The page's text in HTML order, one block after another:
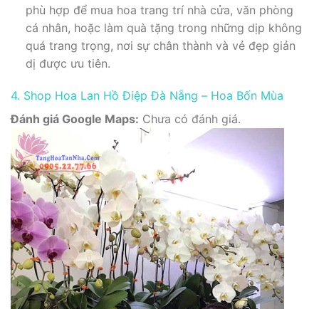
phù hợp để mua hoa trang trí nhà cửa, văn phòng
cá nhân, hoặc làm quà tặng trong những dịp không
quá trang trọng, nơi sự chân thành và vẻ đẹp giản
dị được ưu tiên.
4. Shop Hoa Lan Hồ Điệp Đà Nẵng – Hoa Bốn Mùa
Đánh giá Google Maps: Chưa có đánh giá.